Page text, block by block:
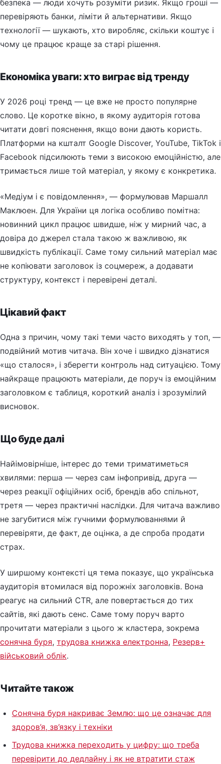
безпека — люди хочуть розуміти ризик. Якщо гроші —
перевіряють банки, ліміти й альтернативи. Якщо
технології — шукають, хто виробляє, скільки коштує і
чому це працює краще за старі рішення.
Економіка уваги: хто виграє від тренду
У 2026 році тренд — це вже не просто популярне
слово. Це коротке вікно, в якому аудиторія готова
читати довгі пояснення, якщо вони дають користь.
Платформи на кшталт Google Discover, YouTube, TikTok і
Facebook підсилюють теми з високою емоційністю, але
тримається лише той матеріал, у якому є конкретика.
«Медіум і є повідомлення», — формулював Маршалл
Маклюен. Для України ця логіка особливо помітна:
новинний цикл працює швидше, ніж у мирний час, а
довіра до джерел стала такою ж важливою, як
швидкість публікації. Саме тому сильний матеріал має
не копіювати заголовок із соцмереж, а додавати
структуру, контекст і перевірені деталі.
Цікавий факт
Одна з причин, чому такі теми часто виходять у топ, —
подвійний мотив читача. Він хоче і швидко дізнатися
«що сталося», і зберегти контроль над ситуацією. Тому
найкраще працюють матеріали, де поруч із емоційним
заголовком є таблиця, короткий аналіз і зрозумілий
висновок.
Що буде далі
Найімовірніше, інтерес до теми триматиметься
хвилями: перша — через сам інфопривід, друга —
через реакції офіційних осіб, брендів або спільнот,
третя — через практичні наслідки. Для читача важливо
не загубитися між гучними формулюваннями й
перевіряти, де факт, де оцінка, а де спроба продати
страх.
У ширшому контексті ця тема показує, що українська
аудиторія втомилася від порожніх заголовків. Вона
реагує на сильний CTR, але повертається до тих
сайтів, які дають сенс. Саме тому поруч варто
прочитати матеріали з цього ж кластера, зокрема
сонячна буря, трудова книжка електронна, Резерв+
військовий облік.
Читайте також
Сонячна буря накриває Землю: що це означає для
здоров’я, зв’язку і техніки
Трудова книжка переходить у цифру: що треба
перевірити до дедлайну і як не втратити стаж